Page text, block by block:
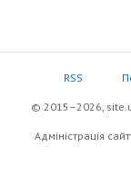
RSS
© 2015–2026,
Адміністрація